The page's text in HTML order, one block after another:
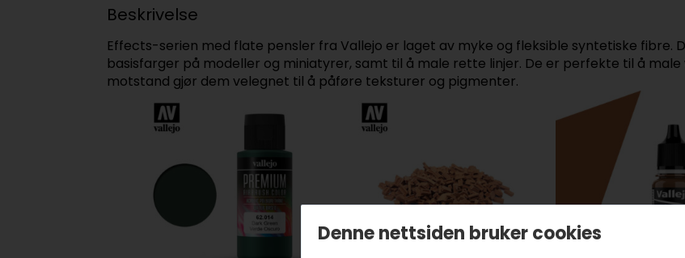
Beskrivelse
Effects-serien med flate pensler fra Vallejo er laget av myke og fleksible syntetiske fibre.
basisfarger på modeller og miniatyrer, samt til å male rette linjer. De er perfekte til å
motstand gjør dem velegnet til å påføre teksturer og pigmenter.
Denne nettsiden bruker cookies